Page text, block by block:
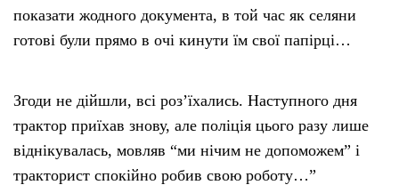
показати жодного документа, в той час як селяни
готові були прямо в очі кинути їм свої папірці…
Згоди не дійшли, всі роз’їхались. Наступного дня
трактор приїхав знову, але поліція цього разу лише
віднікувалась, мовляв “ми нічим не допоможем” і
тракторист спокійно робив свою роботу…”